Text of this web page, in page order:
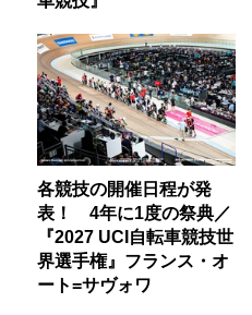
各競技の開催日程が発
表！ 4年に1度の祭典／
『2027 UCI自転車競技世
界選手権』フランス・オ
ート=サヴォワ